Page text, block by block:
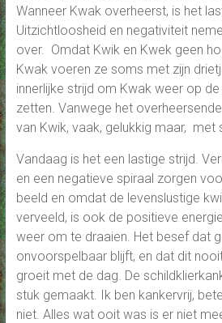
Wanneer Kwak overheerst, is het
Uitzichtloosheid en negativiteit
over. Omdat Kwik en Kwek geen
Kwak voeren ze soms met zijn
innerlijke strijd om Kwak weer op
zetten. Vanwege het
van Kwik, vaak, gelukkig maar, met
Vandaag is het een lastige strijd.
en een negatieve spiraal zorgen
beeld en omdat de levenslustige
verveeld, is ook de positieve
weer om te draaien. Het besef dat
onvoorspelbaar blijft, en dat dit
groeit met de dag. De
stuk gemaakt. Ik ben kankervrij,
niet. Alles wat ooit was is er niet